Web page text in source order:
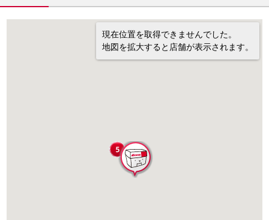
現在位置を取得できませんでした。
地図を拡大すると店舗が表示されます。